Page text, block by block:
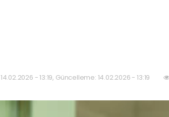
14.02.2026 - 13:19, Güncelleme: 14.02.2026 - 13:19